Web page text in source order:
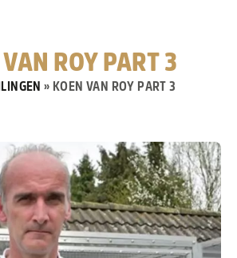
ROY PART 3
» KOEN VAN ROY PART 3